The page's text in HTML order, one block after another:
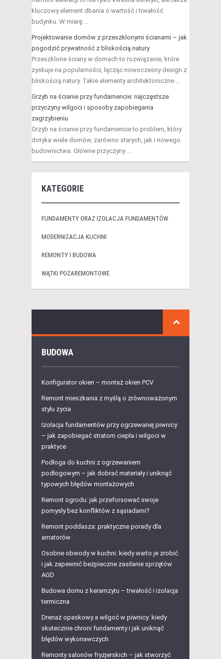
kluczowy element dbania o wartość i trwałość
budynku. W miarę …
Projektowanie domów z przeszklonymi ścianami – jak
pogodzić prywatność z bliskością natury
Przeszklone ściany w domach to rozwiązanie, które
zyskuje na popularności, łącząc nowoczesny design z
bliskością natury. Takie elementy architektoniczne …
Grzyb na ścianie przy fundamencie: najczęstsze
przyczyny wilgoci i sposoby zapobiegania
zagrzybieniu
Grzyb na ścianie przy fundamencie to problem, który
dotyka wiele domów, zarówno starych, jak i nowego
budownictwa. Główne przyczyny …
KATEGORIE
FUNDAMENTY ORAZ IZOLACJA FUNDAMENTÓW
MODERNIZACJA KUCHNI
REMONTY I BUDOWA
WĄTKI POZAREMONTOWE
BUDOWA
Konfigurator okien – montaż okien PCV
Remont mieszkania z myślą o zrównoważonym
stylu życia
Izolacja fundamentów przy ogrzewanej piwnicy
– jak zapobiegać stratom ciepła i wilgoci w
praktyce
Podłoga do kuchni z ogrzewaniem
podłogowym – jak dobrać materiały i uniknąć
typowych błędów montażowych
Remont ogrodu: jak przeforsować swoje
pomysły bez konfliktów z sąsiadami?
Remont poddasza: praktyczne porady dla
amatorów
Osobne obwody w kuchni: kiedy warto je zrobić
i jak zapewnić bezpieczne zasilanie sprzętów
AGD
Budowa domu z keramzytu – trwałość i izolacja
termiczna
Drenaż opaskowy a wilgoć w piwnicy: kiedy
skutecznie chroni fundamenty i jak uniknąć
błędów wykonawczych
Remonty salonów fryzjerskich – jak stworzyć